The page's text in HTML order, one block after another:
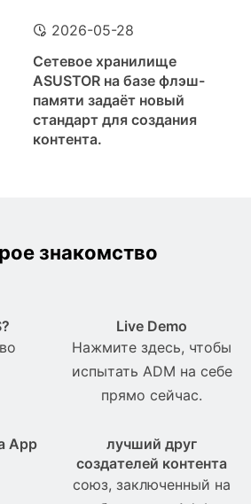
2026-05-28
Сетевое хранилище
ASUSTOR на базе флэш-
памяти задаёт новый
стандарт для создания
контента.
знакомство
Live Demo
Нажмите здесь, чтобы
испытать ADM на себе
прямо сейчас.
App
лучший друг
создателей контента
союз, заключенный на